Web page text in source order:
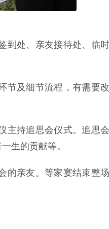
到处、亲友接待处、临时
节及细节流程，有需要改
主持追思会仪式。追思会
生的贡献等。
的亲友。等家宴结束整场